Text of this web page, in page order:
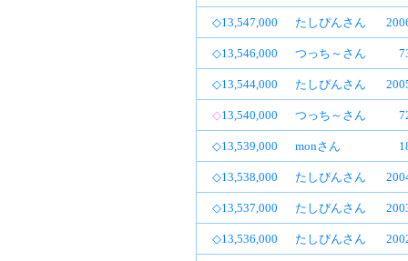
◇13,547,000 たしぴんさん
◇13,546,000 つっち～さん
◇13,544,000 たしぴんさん
◇13,540,000 つっち～さん
◇13,539,000 monさん
◇13,538,000 たしぴんさん
◇13,537,000 たしぴんさん
◇13,536,000 たしぴんさん